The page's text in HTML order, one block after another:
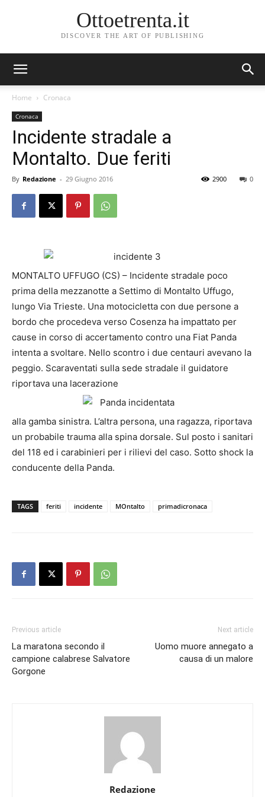
Ottoetrenta.it
DISCOVER THE ART OF PUBLISHING
Home Cronaca
Cronaca
Incidente stradale a
Montalto. Due feriti
By Redazione - 29 Giugno 2016 0
2900
MONTALTO UFFUGO (CS) – Incidente stradale poco
prima della mezzanotte a Settimo di Montalto Uffugo,
lungo Via Trieste. Una motocicletta con due persone a
bordo che procedeva verso Cosenza ha impattato per
cause in corso di accertamento contro una Fiat Panda
intenta a svoltare. Nello scontro i due centauri avevano la
peggio. Scaraventati sulla sede stradale il guidatore
riportava una lacerazione
alla gamba sinistra. L’altra persona, una ragazza, riportava
un probabile trauma alla spina dorsale. Sul posto i sanitari
del 118 ed i carabinieri per i rilievi del caso. Sotto shock la
conducente della Panda.
TAGS feriti incidente MOntalto primadicronaca
Previous article
La maratona secondo il
campione calabrese Salvatore
Gorgone
Next article
Uomo muore annegato a
causa di un malore
Redazione